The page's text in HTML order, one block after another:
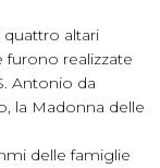
quattro altari
furono realizzate
Antonio da
la Madonna delle
delle famiglie